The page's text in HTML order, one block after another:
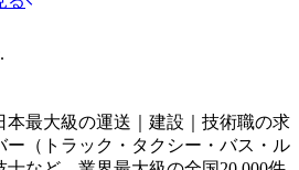
本最大級の運送｜建設｜技術職の求
ー（トラック・タクシー・バス・ル